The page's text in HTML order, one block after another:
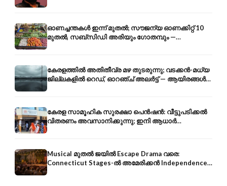
ഓണച്ചന്തകൾ ഇന്ന് മുതൽ; സൗജന്യ ഓണക്കിറ്റ് 10
മുതൽ, സബ്സിഡി അരിയും ഗോതമ്പും —
വിലക്കയറ്റത്തിന് കടിഞ്ഞാൺ
കേരളത്തിൽ അതിതീവ്ര മഴ തുടരുന്നു; വടക്കൻ-മധ്യ
ജില്ലകളിൽ റെഡ്, ഓറഞ്ച് അലർട്ട് — ആയിരങ്ങൾ
ക്യാമ്പുകളിൽ
കേരള സാമൂഹിക സുരക്ഷാ പെൻഷൻ: വീട്ടുപടിക്കൽ
വിതരണം അവസാനിക്കുന്നു; ഇനി ആധാർ
അക്കൗണ്ടിൽ നേരിട്ട്
Musical മുതൽ ജയിൽ Escape Drama വരെ:
Connecticut Stages-ൽ അമേരിക്കൻ Independence-
ന്റെ 250-ആം വാർഷികം